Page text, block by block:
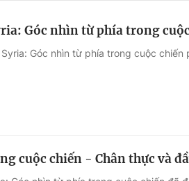
Giải
Góc nhìn từ phía trong
Góc nhìn từ phía trong cuộc chiến
cuộc chiến - Chân thực và